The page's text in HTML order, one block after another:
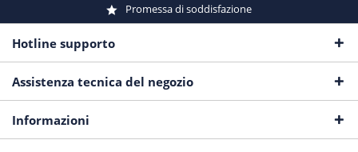
Promessa di soddisfazione
Hotline supporto
Assistenza tecnica del negozio
Informazioni